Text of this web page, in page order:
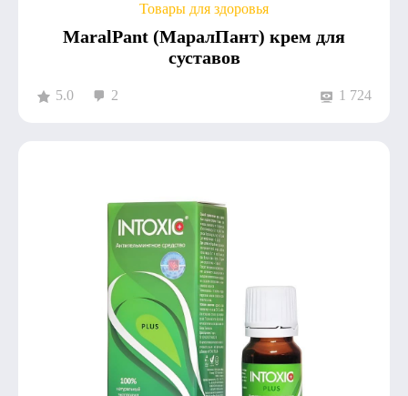
Товары для здоровья
MaralPant (МаралПант) крем для
суставов
5.0 2 1 724